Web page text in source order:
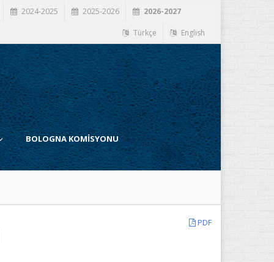
2024-2025 2025-2026 2026-2027
Türkçe English
BOLOGNA KOMİSYONU
PDF